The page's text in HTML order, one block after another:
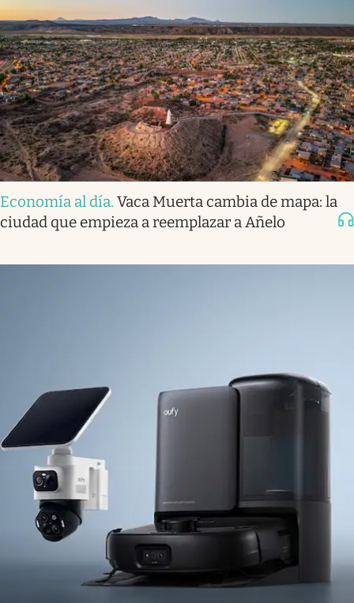
Economía al día. Vaca Muerta cambia de mapa: la
ciudad que empieza a reemplazar a Añelo